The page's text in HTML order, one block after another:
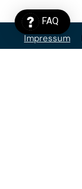
FAQ
Impressum